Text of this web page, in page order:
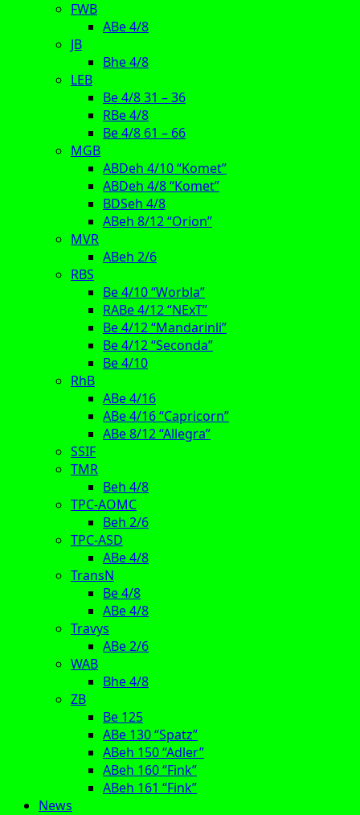
FWB
ABe 4/8
JB
Bhe 4/8
LEB
Be 4/8 31 – 36
RBe 4/8
Be 4/8 61 – 66
MGB
ABDeh 4/10 “Komet”
ABDeh 4/8 “Komet”
BDSeh 4/8
ABeh 8/12 “Orion”
MVR
ABeh 2/6
RBS
Be 4/10 “Worbla”
RABe 4/12 “NExT”
Be 4/12 “Mandarinli”
Be 4/12 “Seconda”
Be 4/10
RhB
ABe 4/16
ABe 4/16 “Capricorn”
ABe 8/12 “Allegra”
SSIF
TMR
Beh 4/8
TPC-AOMC
Beh 2/6
TPC-ASD
ABe 4/8
TransN
Be 4/8
ABe 4/8
Travys
ABe 2/6
WAB
Bhe 4/8
ZB
Be 125
ABe 130 “Spatz”
ABeh 150 “Adler”
ABeh 160 “Fink”
ABeh 161 “Fink”
News